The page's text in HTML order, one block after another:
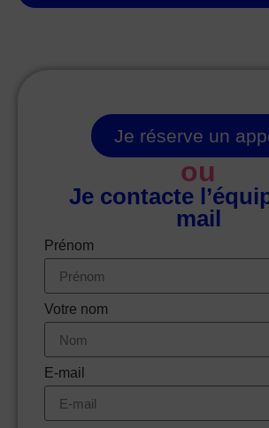
Je réserve un
ou
Je contacte
mail
Prénom
Votre nom
E-mail